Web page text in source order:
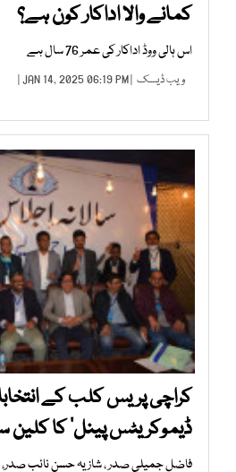
کمانے والا اداکار کون ہے؟
اس ہالی ووڈ اداکار کی عمر 76 سال ہے
ویب ڈیسک | JAN 14, 2025 06:19 PM |
کراچی پریس کلب کے
ڈیموکریٹس پینل‘ کا کلین
فاضل جمیلی صدر ، شازیہ حسن نائب صدر،